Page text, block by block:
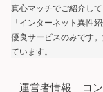
真心マッチでご紹介し
「インターネット異性
優良サービスのみです
ています。
運営者情報 コ